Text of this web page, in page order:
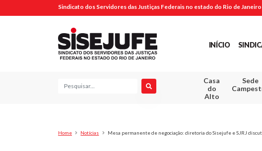
Sindicato dos Servidores das Justiças Federais no estado do Rio de Janeiro
INÍCIO
Pesquisa
Casa
do
Alto
Sede
Home Notícias Mesa permanente de negociação: diretoria do Sisejufe e SJRJ